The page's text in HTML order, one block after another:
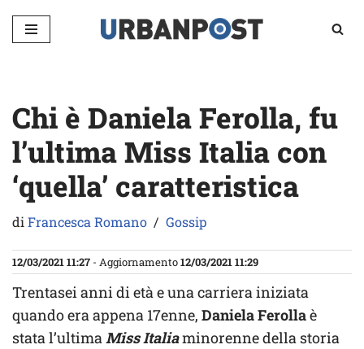
Vai
Chi è Daniela Ferolla, fu
l’ultima Miss Italia con
‘quella’ caratteristica
diFrancesca Romano Gossip
12/03/2021 11:27 - Aggiornamento12/03/2021 11:29
Trentasei anni di età e una carriera iniziata
quando era appena 17enne, Daniela Ferollaè
stata l’ultimaMiss Italiaminorenne della storia